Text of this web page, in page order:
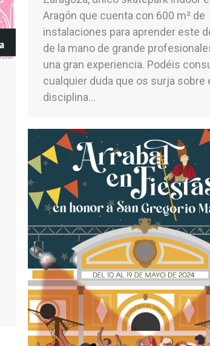
Aragón que cuenta con 600 m² de
instalaciones para aprender este
de la mano de grande
una gran experiencia. Podéis
cualquier duda que os surja sobre
disciplina…